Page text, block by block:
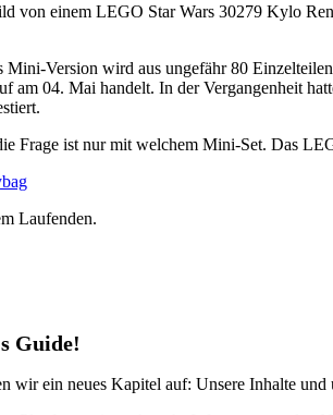
von einem LEGO Star Wars 30279 Kylo
Version wird aus ungefähr 80
am 04. Mai handelt. In der Vergangenheit
Frage ist nur mit welchem Mini-Set. Das
Laufenden.
Guide!
wir ein neues Kapitel auf: Unsere Inhalte